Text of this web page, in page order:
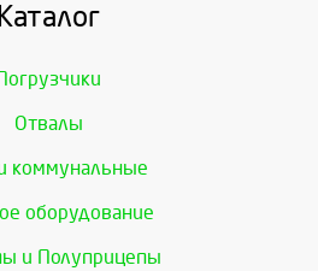
Каталог
Отвалы
коммунальные
оборудование
и Полуприцепы